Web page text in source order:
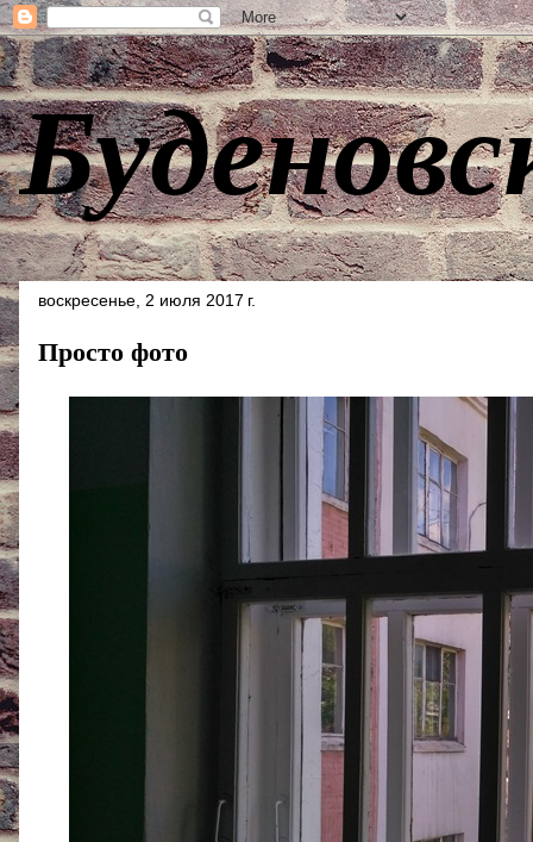
воскресенье, 2 июля 2017 г.
Просто фото